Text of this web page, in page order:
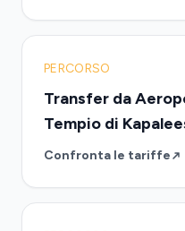
PERCORSO
Transfer da
Tempio di
Confronta le tariffe